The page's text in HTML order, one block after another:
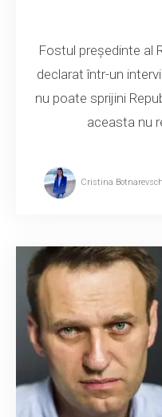
Fostul președinte al
declarat într-un
nu poate sprijini
aceasta nu
Cristina